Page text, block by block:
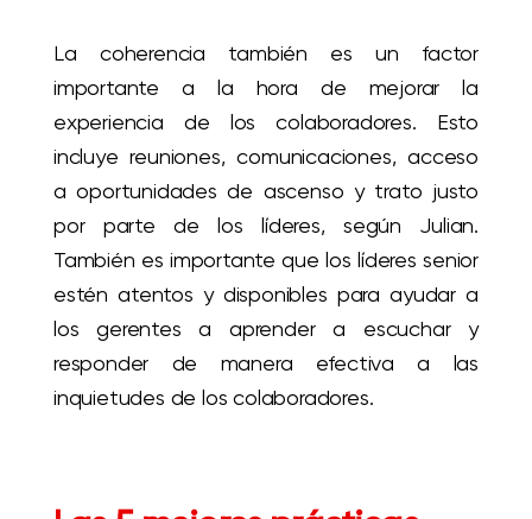
La coherencia también es un factor
importante a la hora de mejorar la
experiencia de los colaboradores. Esto
incluye reuniones, comunicaciones, acceso
a oportunidades de ascenso y trato justo
por parte de los líderes, según Julian.
También es importante que los líderes senior
estén atentos y disponibles para ayudar a
los gerentes a aprender a escuchar y
responder de manera efectiva a las
inquietudes de los colaboradores.